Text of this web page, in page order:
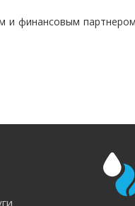
и финансовым